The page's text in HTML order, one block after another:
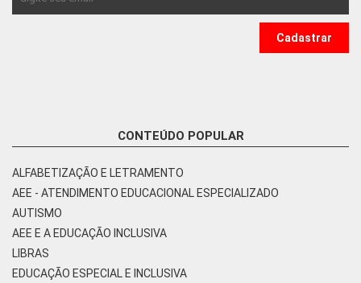
CONTEÚDO POPULAR
ALFABETIZAÇÃO E LETRAMENTO
AEE - ATENDIMENTO EDUCACIONAL ESPECIALIZADO
AUTISMO
AEE E A EDUCAÇÃO INCLUSIVA
LIBRAS
EDUCAÇÃO ESPECIAL E INCLUSIVA